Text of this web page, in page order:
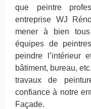
que peintre
entreprise WJ
mener à bien
équipes de
peindre l’intérieur
bâtiment, bureau,
travaux de
confiance à notre
Façade.